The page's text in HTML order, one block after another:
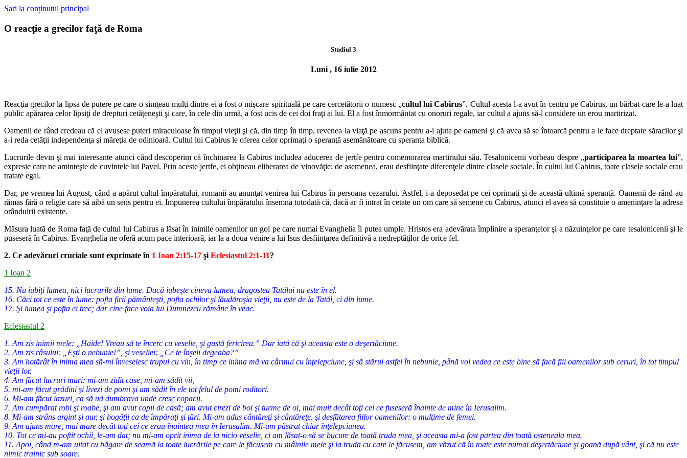
Sari la conținutul principal
O reacţie a grecilor faţă de Roma
Studiul 3
Luni , 16 iulie 2012
Reacţia grecilor la lipsa de putere pe care o simţeau mulţi dintre ei a fost o mişcare spirituală pe care cercetătorii o numesc „cultul lui Cabirus”. Cultul acesta l-a avut în centru pe Cabirus, un bărbat care le-a luat
public apărarea celor lipsiţi de drepturi cetăţeneşti şi care, în cele din urmă, a fost ucis de cei doi fraţi ai lui. El a fost înmormântat cu onoruri regale, iarcultul a ajuns să-l considere un erou martirizat.
Oamenii de rând credeau că el avusese puteri miraculoase în timpul vieţii şi că, din timp în timp, revenea la viaţă pe ascuns pentru a-i ajuta peoameni şi că avea să se întoarcă pentru a le face dreptate săracilor şi
a-i reda cetăţii independenţa şi măreţia de odinioară. Cultul lui Cabirus le oferea celor oprimaţi o speranţă asemănătoare cu speranţa biblică.
Lucrurile devin şi mai interesante atunci când descoperim că închinarea la Cabirus includea aducerea de jertfe pentru comemorarea martiriului său. Tesalonicenii vorbeau despre „participarea la moartea lui”,
expresiecare ne aminteşte de cuvintele lui Pavel. Prin aceste jertfe, ei obţineaueliberarea de vinovăţie; de asemenea, erau desfiinţate diferenţele dintre clasele sociale. În cultul lui Cabirus, toate clasele sociale erau
tratate egal.
Dar, pe vremea lui August, când a apărut cultul împăratului, romanii au anunţat venirea lui Cabirus în persoana cezarului. Astfel, i-a deposedatpe cei oprimaţi şi de această ultimă speranţă. Oamenii de rând au
rămasfără o religie care să aibă un sens pentru ei. Impunerea cultului împăratuluiînsemna totodată că, dacă ar fi intrat în cetate un om care să semene cu Cabirus, atunci el avea să constituie o ameninţare la adresa
orânduirii existente.
Măsura luată de Roma faţă de cultul lui Cabirus a lăsat în inimile oamenilor un gol pe care numai Evanghelia îl putea umple. Hristos era adevărata împlinire a speranţelor şi a năzuinţelor pe care tesalonicenii şile
puseseră în Cabirus. Evanghelia ne oferă acum pace interioară, iar la a doua venire a lui Isus desfiinţarea definitivă a nedreptăţilor de orice fel.
2. Ce adevăruri cruciale sunt exprimate în 1 Ioan 2:15-17 şi Eclesiastul 2:1-11?
1 Ioan 2
15. Nu iubiţi lumea, nici lucrurile din lume. Dacă iubeşte cineva lumea, dragostea Tatălui nu este în el.
16. Căci tot ce este în lume: pofta firii pământeşti, pofta ochilor şi lăudăroşia vieţii, nu este de la Tatăl, ci din lume.
17. Şi lumea şi pofta ei trec; dar cine face voia lui Dumnezeu rămâne în veac.
Eclesiastul 2
1. Am zis inimii mele: „Haide! Vreau să te încerc cu veselie, şi gustă fericirea.” Dar iată că şi aceasta este o deşertăciune.
2. Am zis râsului: „Eşti o nebunie!”, şi veseliei: „Ce te înşeli degeaba?”
3. Am hotărât în inima mea să-mi înveselesc trupul cu vin, în timp ce inima mă va cârmui cu înţelepciune, şi să stărui astfel în nebunie, până voi vedea ce este bine să facă fiii oamenilor sub ceruri, în tot timpul
vieţii lor.
4. Am făcut lucruri mari: mi-am zidit case, mi-am sădit vii,
5. mi-am făcut grădini şi livezi de pomi şi am sădit în ele tot felul de pomi roditori.
6. Mi-am făcut iazuri, ca să ud dumbrava unde cresc copacii.
7. Am cumpărat robi şi roabe, şi am avut copii de casă; am avut cirezi de boi şi turme de oi, mai mult decât toţi cei ce fuseseră înainte de mine în Ierusalim.
8. Mi-am strâns argint şi aur, şi bogăţii ca de împăraţi şi ţări. Mi-am adus cântăreţi şi cântăreţe, şi desfătarea fiilor oamenilor: o mulţime de femei.
9. Am ajuns mare, mai mare decât toţi cei ce erau înaintea mea în Ierusalim. Mi-am păstrat chiar înţelepciunea.
10. Tot ce mi-au poftit ochii, le-am dat; nu mi-am oprit inima de la nicio veselie, ci am lăsat-o să se bucure de toată truda mea, şi aceasta mi-a fost partea din toată osteneala mea.
11. Apoi, când m-am uitat cu băgare de seamă la toate lucrările pe care le făcusem cu mâinile mele şi la truda cu care le făcusem, am văzut că în toate este numai deşertăciune şi goană după vânt, şi că nu este
nimic trainic sub soare.